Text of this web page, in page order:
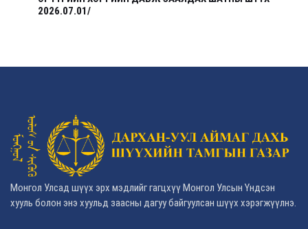
2026.07.01/
Монгол Улсад шүүх эрх мэдлийг гагцхүү Монгол Улсын Үндсэн
хууль болон энэ хуульд заасны дагуу байгуулсан шүүх хэрэгжүүлнэ.